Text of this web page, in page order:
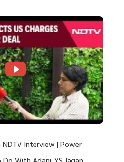
NDTV Interview | Power